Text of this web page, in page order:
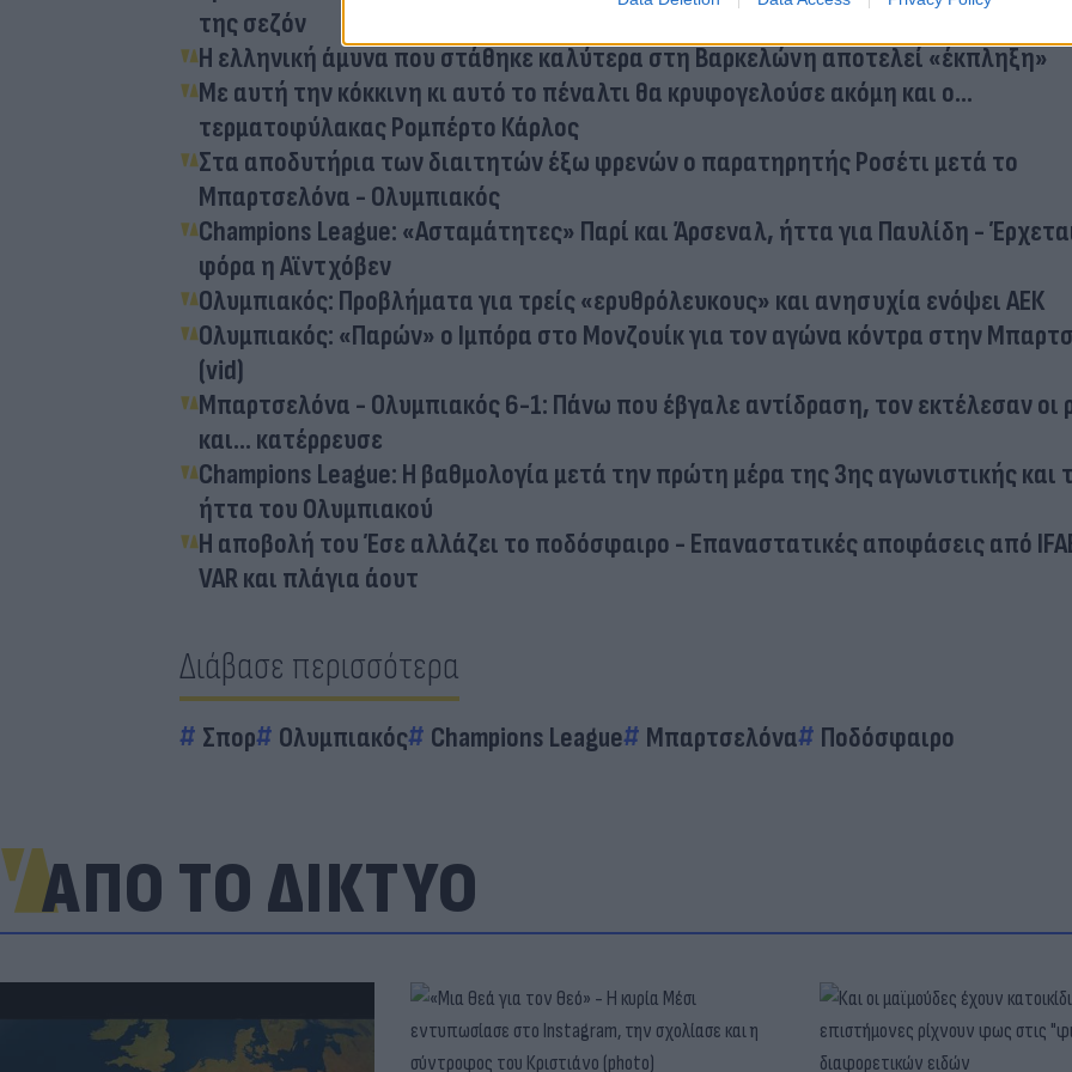
της σεζόν
Η ελληνική άμυνα που στάθηκε καλύτερα στη Βαρκελώνη αποτελεί «έκπληξη»
Με αυτή την κόκκινη κι αυτό το πέναλτι θα κρυφογελούσε ακόμη και ο...
τερματοφύλακας Ρομπέρτο Κάρλος
Στα αποδυτήρια των διαιτητών έξω φρενών ο παρατηρητής Ροσέτι μετά το
Μπαρτσελόνα - Ολυμπιακός
Champions League: «Ασταμάτητες» Παρί και Άρσεναλ, ήττα για Παυλίδη -
φόρα η Αϊντχόβεν
Ολυμπιακός: Προβλήματα για τρείς «ερυθρόλευκους» και ανησυχία ενόψει ΑΕΚ
Ολυμπιακός: «Παρών» ο Ιμπόρα στο Μονζουίκ για τον αγώνα κόντρα στην
(vid)
Μπαρτσελόνα - Ολυμπιακός 6-1: Πάνω που έβγαλε αντίδραση, τον εκτέλεσαν οι
και... κατέρρευσε
Champions League: Η βαθμολογία μετά την πρώτη μέρα της 3ης αγωνιστικής και
ήττα του Ολυμπιακού
Η αποβολή του Έσε αλλάζει το ποδόσφαιρο - Επαναστατικές αποφάσεις από
VAR και πλάγια άουτ
Διάβασε περισσότερα
Σπορ Ολυμπιακός Champions League Μπαρτσελόνα Ποδόσφαιρο
ΑΠΟ ΤΟ ΔΙΚΤΥΟ